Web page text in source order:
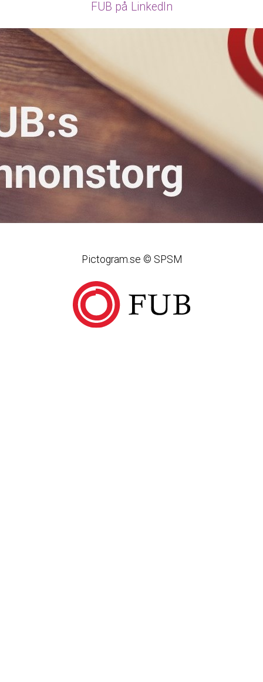
FUB på LinkedIn
Pictogram.se © SPSM